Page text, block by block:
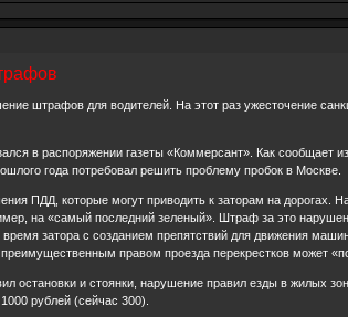
штрафов для водителей. На этот раз ужесточение
в распоряжении газеты «Коммерсант». Как сообщает
года потребовал решить проблему пробок в Москве.
ПДД, которые могут приводить к заторам на дорогах.
на «самый последний зеленый». Штраф за это
затора с созданием препятствий для движения
правом проезда перекрестков может
остановки и стоянки, нарушение правил езды в жилых
рублей (сейчас 300).